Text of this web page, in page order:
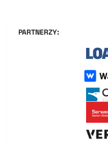
PARTNERZY: